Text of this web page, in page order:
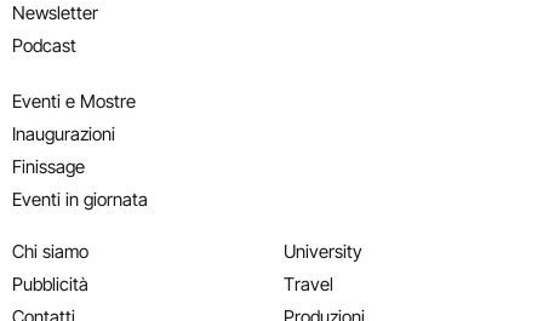
Newsletter
Podcast
Eventi e Mostre
Inaugurazioni
Finissage
Eventi in giornata
Chi siamo
Pubblicità
University
Travel